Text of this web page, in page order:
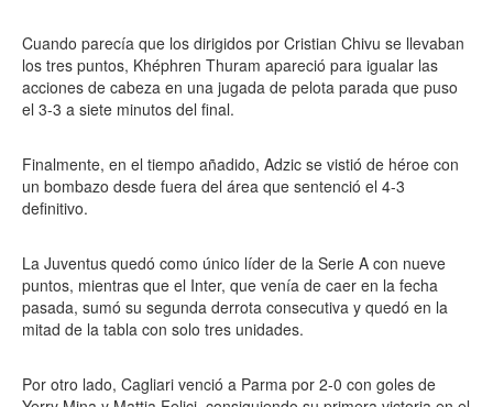
Cuando parecía que los dirigidos por Cristian Chivu se llevaban
los tres puntos, Khéphren Thuram apareció para igualar las
acciones de cabeza en una jugada de pelota parada que puso
el 3-3 a siete minutos del final.
Finalmente, en el tiempo añadido, Adzic se vistió de héroe con
un bombazo desde fuera del área que sentenció el 4-3
definitivo.
La Juventus quedó como único líder de la Serie A con nueve
puntos, mientras que el Inter, que venía de caer en la fecha
pasada, sumó su segunda derrota consecutiva y quedó en la
mitad de la tabla con solo tres unidades.
Por otro lado, Cagliari venció a Parma por 2-0 con goles de